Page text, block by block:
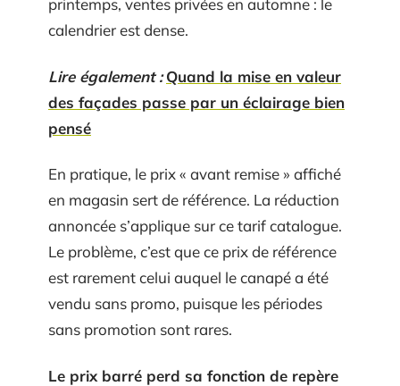
printemps, ventes privées en automne : le
calendrier est dense.
Lire également : Quand la mise en valeur
des façades passe par un éclairage bien
pensé
En pratique, le prix « avant remise » affiché
en magasin sert de référence. La réduction
annoncée s’applique sur ce tarif catalogue.
Le problème, c’est que ce prix de référence
est rarement celui auquel le canapé a été
vendu sans promo, puisque les périodes
sans promotion sont rares.
Le prix barré perd sa fonction de repère